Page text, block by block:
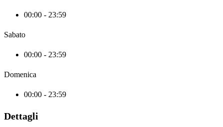
00:00 - 23:59
Sabato
00:00 - 23:59
Domenica
00:00 - 23:59
Dettagli